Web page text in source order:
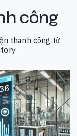
công
thành công từ